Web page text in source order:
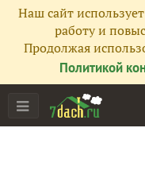
Наш сайт
работу и
Продолжая
Политикой